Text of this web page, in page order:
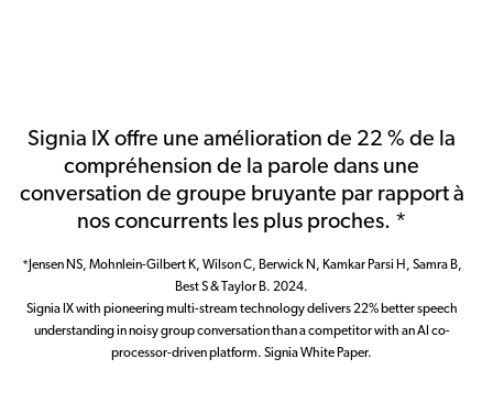
Signia IX offre une amélioration de 22 % de la
compréhension de la parole dans une
conversation de groupe bruyante par rapport à
nos concurrents les plus proches. *
*Jensen NS, Mohnlein-Gilbert K, Wilson C, Berwick N, Kamkar Parsi H, Samra B,
Best S & Taylor B. 2024.
Signia IX with pioneering multi-stream technology delivers 22% better speech
understanding in noisy group conversation than a competitor with an AI co-
processor-driven platform. Signia White Paper.